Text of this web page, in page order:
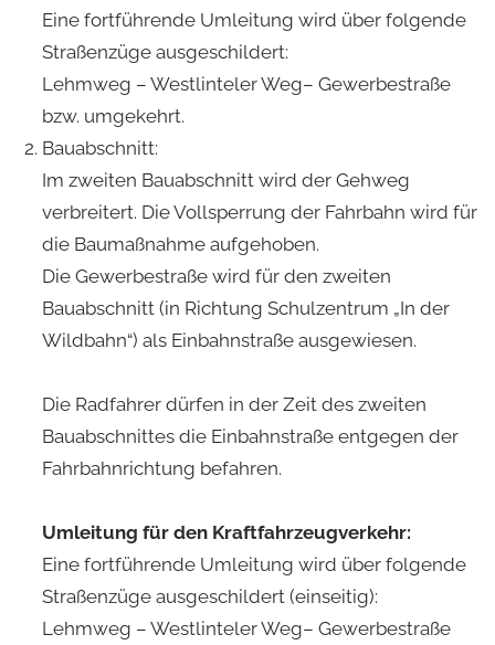
Eine fortführende Umleitung wird über folgende
Straßenzüge ausgeschildert:
Lehmweg – Westlinteler Weg– Gewerbestraße
bzw. umgekehrt.
Bauabschnitt:
Im zweiten Bauabschnitt wird der Gehweg
verbreitert. Die Vollsperrung der Fahrbahn wird für
die Baumaßnahme aufgehoben.
Die Gewerbestraße wird für den zweiten
Bauabschnitt (in Richtung Schulzentrum „In der
Wildbahn“) als Einbahnstraße ausgewiesen.
Die Radfahrer dürfen in der Zeit des zweiten
Bauabschnittes die Einbahnstraße entgegen der
Fahrbahnrichtung befahren.
Umleitung für den Kraftfahrzeugverkehr:
Eine fortführende Umleitung wird über folgende
Straßenzüge ausgeschildert (einseitig):
Lehmweg – Westlinteler Weg– Gewerbestraße